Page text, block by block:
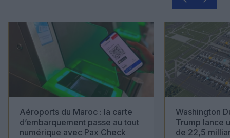
Aéroports du Maroc : la carte
d’embarquement passe au tout
numérique avec Pax Check
Washington
Trump lance
de 22,5